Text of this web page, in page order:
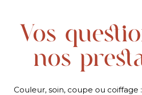
Vos
nos
Couleur, soin, coupe ou coiffage